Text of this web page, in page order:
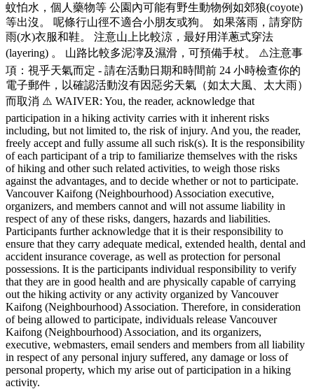
蚊怕水，個人藥物等 公園內可能有野生動物例如郊狼(coyote)
等出沒。 呢條行山徑不適合小朋友或狗。 如果落雨，請穿防
雨(水)衣服和鞋。 注意山上比較涼，最好用洋蔥式穿法
(layering) 。 山路比較多泥濘及濕滑，可預備手杖。 ⚠️注意事
項：視乎天氣而定 - 請在活動日期和時間前 24 小時檢查你的
電子郵件，以確認活動沒有因惡劣天氣（如太大風、太大雨）
而取消 ⚠️ WAIVER: You, the reader, acknowledge that
participation in a hiking activity carries with it inherent risks
including, but not limited to, the risk of injury. And you, the reader,
freely accept and fully assume all such risk(s). It is the responsibility
of each participant of a trip to familiarize themselves with the risks
of hiking and other such related activities, to weigh those risks
against the advantages, and to decide whether or not to participate.
Vancouver Kaifong (Neighbourhood) Association executive,
organizers, and members cannot and will not assume liability in
respect of any of these risks, dangers, hazards and liabilities.
Participants further acknowledge that it is their responsibility to
ensure that they carry adequate medical, extended health, dental and
accident insurance coverage, as well as protection for personal
possessions. It is the participants individual responsibility to verify
that they are in good health and are physically capable of carrying
out the hiking activity or any activity organized by Vancouver
Kaifong (Neighbourhood) Association. Therefore, in consideration
of being allowed to participate, individuals release Vancouver
Kaifong (Neighbourhood) Association, and its organizers,
executive, webmasters, email senders and members from all liability
in respect of any personal injury suffered, any damage or loss of
personal property, which my arise out of participation in a hiking
activity.